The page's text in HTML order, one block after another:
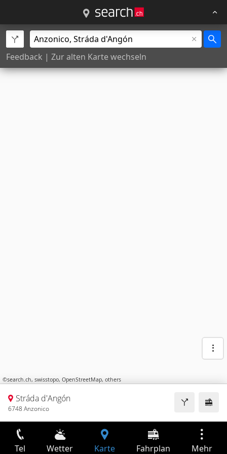
Feedback | Zur alten Karte wechseln
©search.ch, swisstopo, OpenStreetMap, others
Stráda d'Angón
6748 Anzonico
Tel Wetter Karte Fahrplan Mehr